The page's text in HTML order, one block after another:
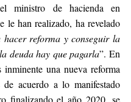
el ministro de hacienda en
le han realizado, ha revelado
hacer reforma y conseguir la
deuda hay que pagarla”. En
inminente una nueva reforma
de acuerdo a lo manifestado
finalizando el año 2020, se